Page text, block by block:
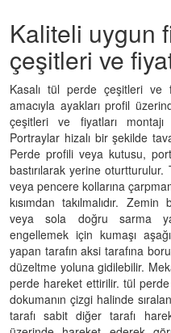
Kaliteli uygun
çeşitleri ve
Kasalı tül perde çeşitleri ve
amacıyla ayakları profil
çeşitleri ve fiyatları montajı
Portraylar hizalı bir şekilde
Perde profili veya kutusu,
bastırılarak yerine
veya pencere kollarına
kısımdan takılmalıdır.
veya sola doğru sarma
engellemek için kumaşı
yapan tarafın aksi tarafına
düzeltme yoluna gidilebilir.
perde hareket ettirilir. tül
dokumanın çizgi halinde
tarafı sabit diğer tarafı